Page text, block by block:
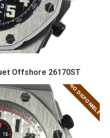
Offshore 26170ST
NO DISPONIBLE